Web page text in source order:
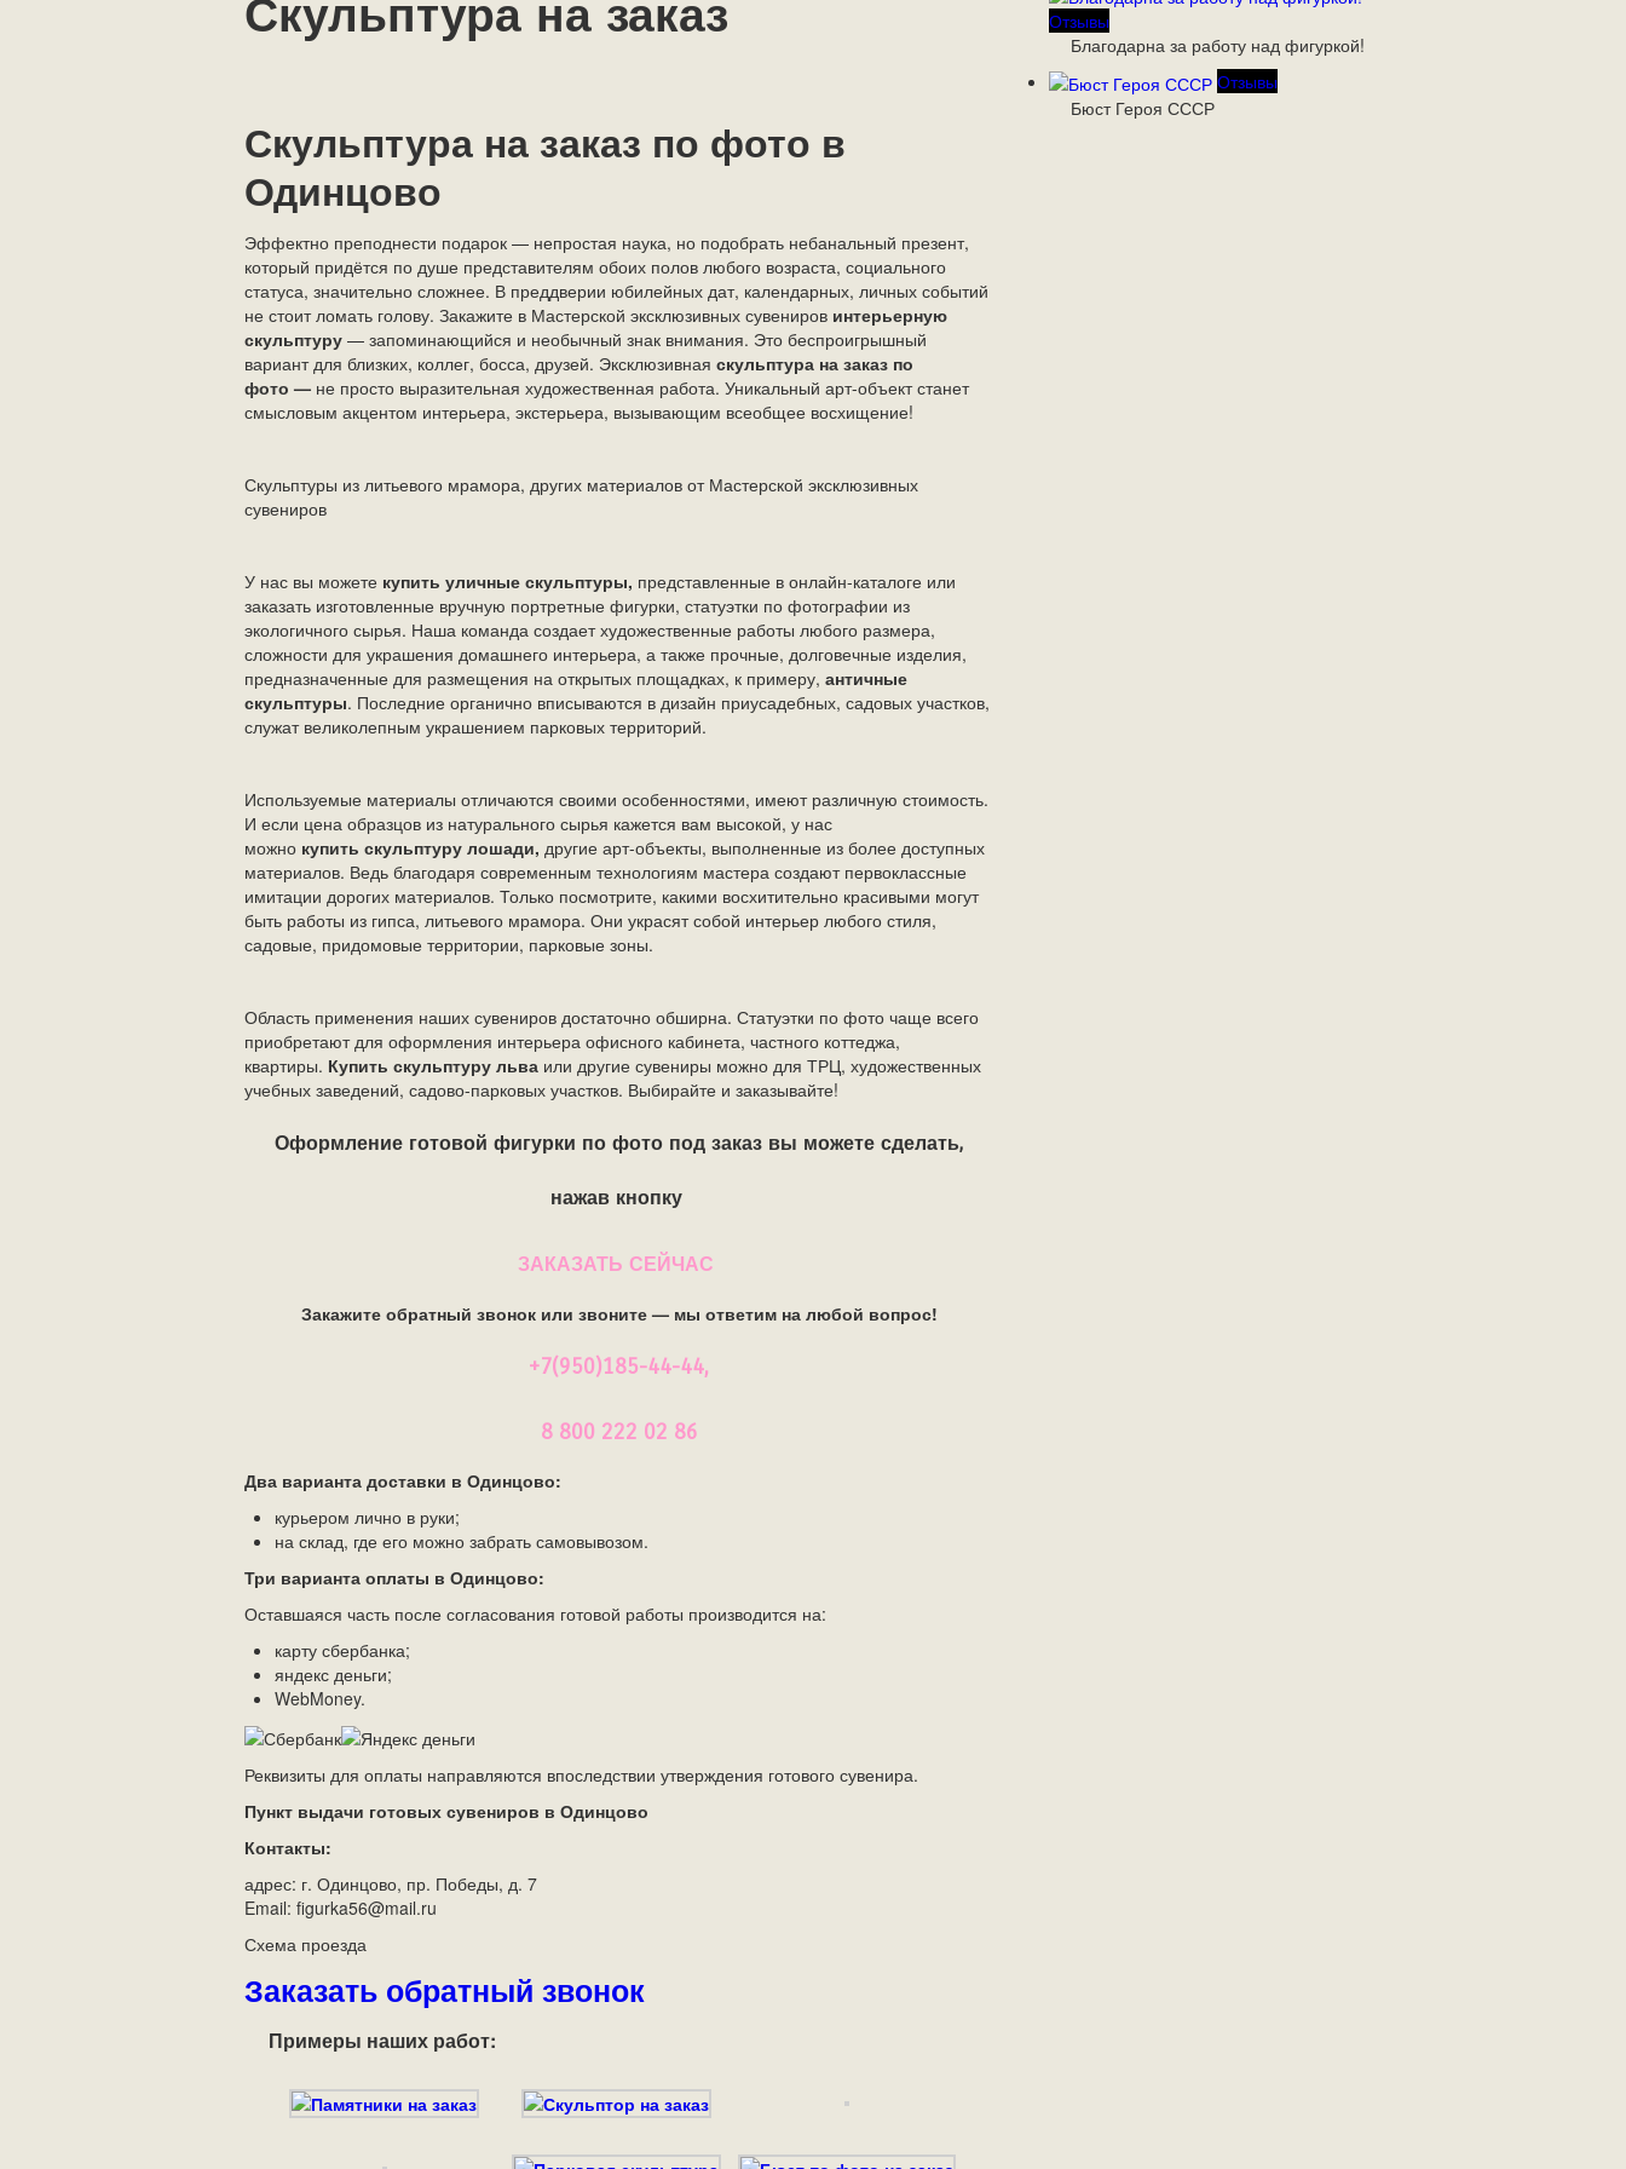
Скульптура на заказ
Скульптура на заказ по фото в
Одинцово
Эффектно преподнести подарок — непростая наука, но подобрать небанальный презент,
который придётся по душе представителям обоих полов любого возраста, социального
статуса, значительно сложнее. В преддверии юбилейных дат, календарных, личных событий
не стоит ломать голову. Закажите в Мастерской эксклюзивных сувениров интерьерную
скульптуру — запоминающийся и необычный знак внимания. Это беспроигрышный
вариант для близких, коллег, босса, друзей. Эксклюзивная скульптура на заказ по
фото — не просто выразительная художественная работа. Уникальный арт-объект станет
смысловым акцентом интерьера, экстерьера, вызывающим всеобщее восхищение!
Скульптуры из литьевого мрамора, других материалов от Мастерской эксклюзивных
сувениров
У нас вы можете купить уличные скульптуры, представленные в онлайн-каталоге или
заказать изготовленные вручную портретные фигурки, статуэтки по фотографии из
экологичного сырья. Наша команда создает художественные работы любого размера,
сложности для украшения домашнего интерьера, а также прочные, долговечные изделия,
предназначенные для размещения на открытых площадках, к примеру, античные
скульптуры. Последние органично вписываются в дизайн приусадебных, садовых участков,
служат великолепным украшением парковых территорий.
Используемые материалы отличаются своими особенностями, имеют различную стоимость.
И если цена образцов из натурального сырья кажется вам высокой, у нас
можно купить скульптуру лошади, другие арт-объекты, выполненные из более доступных
материалов. Ведь благодаря современным технологиям мастера создают первоклассные
имитации дорогих материалов. Только посмотрите, какими восхитительно красивыми могут
быть работы из гипса, литьевого мрамора. Они украсят собой интерьер любого стиля,
садовые, придомовые территории, парковые зоны.
Область применения наших сувениров достаточно обширна. Статуэтки по фото чаще всего
приобретают для оформления интерьера офисного кабинета, частного коттеджа,
квартиры. Купить скульптуру льва или другие сувениры можно для ТРЦ, художественных
учебных заведений, садово-парковых участков. Выбирайте и заказывайте!
Оформление готовой фигурки по фото под заказ вы можете сделать,
нажав кнопку
ЗАКАЗАТЬ СЕЙЧАС
Закажите обратный звонок или звоните — мы ответим на любой вопрос!
+7(950)185-44-44,
8 800 222 02 86
Два варианта доставки в Одинцово:
курьером лично в руки;
на склад, где его можно забрать самовывозом.
Три варианта оплаты в Одинцово:
Оставшаяся часть после согласования готовой работы производится на:
карту сбербанка;
яндекс деньги;
WebMoney.
Реквизиты для оплаты направляются впоследствии утверждения готового сувенира.
Пункт выдачи готовых сувениров в Одинцово
Контакты:
адрес: г. Одинцово, пр. Победы, д. 7
Email: figurka56@mail.ru
Схема проезда
Заказать обратный звонок
Примеры наших работ:
Отзывы
Благодарна за работу над фигуркой!
Отзывы
Бюст Героя СССР